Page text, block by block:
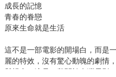
成長的記憶
青春的眷戀
原來生命就是生活
這不是一部電影的開場白，而是
麗的特效，沒有驚心動魄的劇情
與樸實。這是一段關於台灣電影